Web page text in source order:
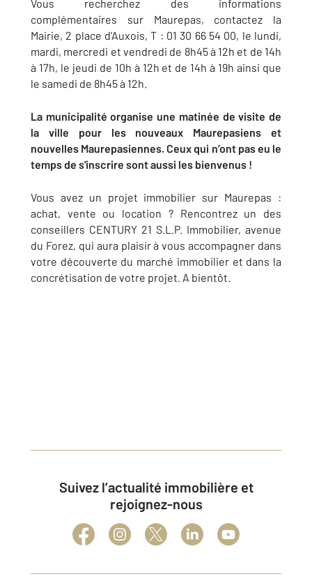
Vous recherchez des informations
complémentaires sur Maurepas, contactez la
Mairie, 2 place d'Auxois, T : 01 30 66 54 00, le lundi,
mardi, mercredi et vendredi de 8h45 à 12h et de 14h
à 17h, le jeudi de 10h à 12h et de 14h à 19h ainsi que
le samedi de 8h45 à 12h.
La municipalité organise une matinée de visite de
la ville pour les nouveaux Maurepasiens et
nouvelles Maurepasiennes. Ceux qui n’ont pas eu le
temps de s'inscrire sont aussi les bienvenus !
Vous avez un projet immobilier sur Maurepas :
achat, vente ou location ? Rencontrez un des
conseillers CENTURY 21 S.L.P. Immobilier, avenue
du Forez, qui aura plaisir à vous accompagner dans
votre découverte du marché immobilier et dans la
concrétisation de votre projet. A bientôt.
Suivez l’actualité immobilière et
rejoignez-nous